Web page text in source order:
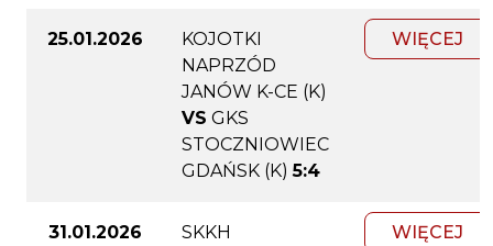
25.01.2026
KOJOTKI
NAPRZÓD
JANÓW K-CE (K)
VS GKS
STOCZNIOWIEC
GDAŃSK (K) 5:4
WIĘCEJ
31.01.2026
SKKH
WIĘCEJ